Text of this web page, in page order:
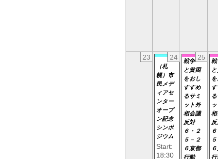
23 24
（札
幌）市
民メデ
ィアセ
ンター
オープ
ン記念
シンポ
ジウム
Start:
18:30
25
戦争
と貧困
をおし
すすめ
るサミ
ット外
相会議
反対
６・２
５－２
６京都
行動
戦
相
行